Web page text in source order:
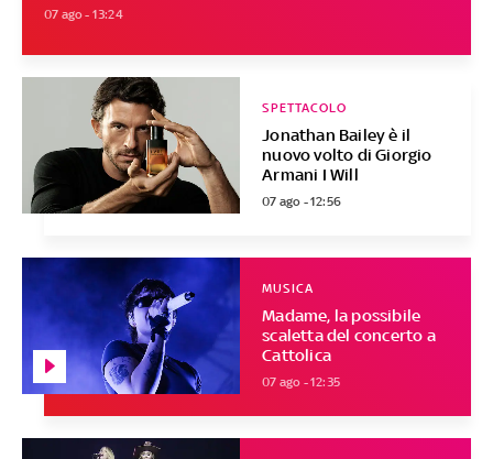
07 ago - 13:24
Jonathan Bailey è il
nuovo volto di Giorgio
Armani I Will
SPETTACOLO
07 ago - 12:56
Madame, la possibile
scaletta del concerto a
Cattolica
MUSICA
07 ago - 12:35